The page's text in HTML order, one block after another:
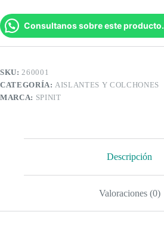
cantidadConsultanos sobre este producto.
SKU:260001
CATEGORÍA:AISLANTES Y COLCHONES
MARCA: SPINIT
Descripción
Valoraciones (0)